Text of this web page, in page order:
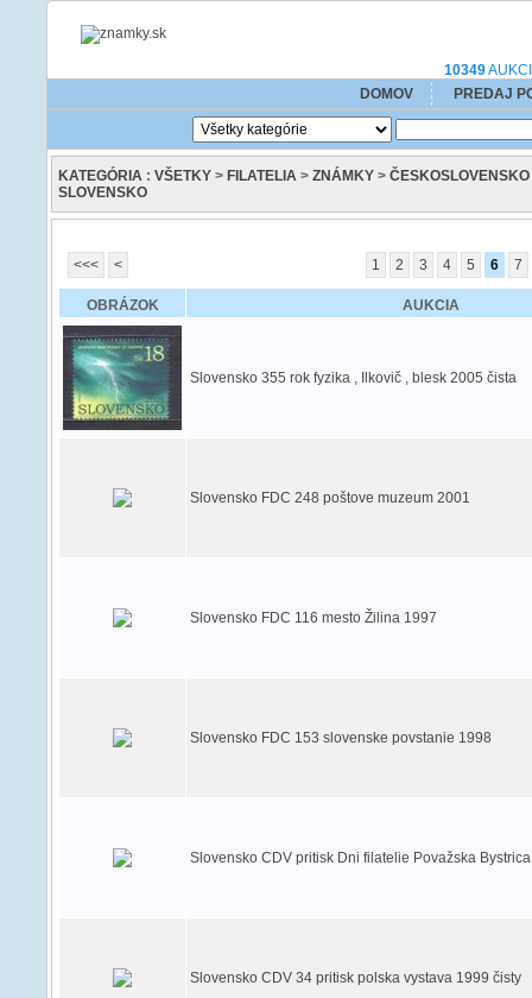
10349
DOMOV
PREDAJ
KATEGÓRIA : VŠETKY > FILATELIA > ZNÁMKY > ČESKOSLOVENSKO
SLOVENSKO
<<< < 1 2 3 4 5 6 7
OBRÁZOK AUKCIA
Slovensko 355 rok fyzika , Ilkovič , blesk 2005 čista
Slovensko FDC 248 poštove muzeum 2001
Slovensko FDC 116 mesto Žilina 1997
Slovensko FDC 153 slovenske povstanie 1998
Slovensko CDV pritisk Dni filatelie Považska
Slovensko CDV 34 pritisk polska vystava 1999 čisty